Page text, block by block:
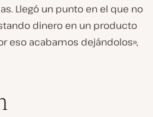
Llegó un punto en el que no
dinero en un producto
eso acabamos dejándolos»,